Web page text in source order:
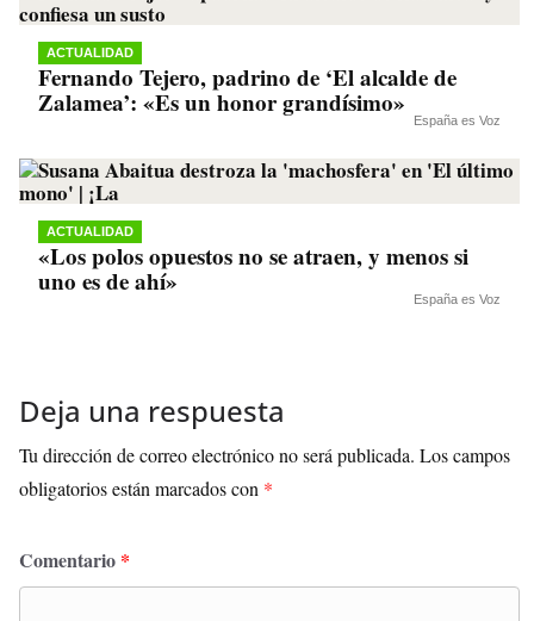
ACTUALIDAD
Fernando Tejero, padrino de ‘El alcalde de
Zalamea’: «Es un honor grandísimo»
España es Voz
ACTUALIDAD
«Los polos opuestos no se atraen, y menos si
uno es de ahí»
España es Voz
Deja una respuesta
Tu dirección de correo electrónico no será publicada. Los campos
obligatorios están marcados con *
Comentario *